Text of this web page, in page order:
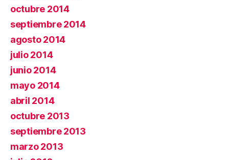
octubre 2014
septiembre 2014
agosto 2014
julio 2014
junio 2014
mayo 2014
abril 2014
octubre 2013
septiembre 2013
marzo 2013